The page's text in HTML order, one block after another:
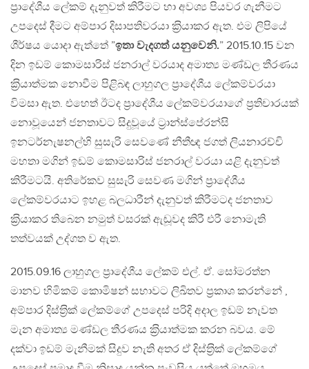
ප‍්‍රාදේශීය ලේකම් දැනුවත් කිරීමට හා අවශ්‍ය පියවර ගැනීමට
උපදෙස් දීමට අම්පාර දිසාපතිවරයා ක‍්‍රියාකර ඇත. එම ලිපියේ
ශීර්ෂය යොදා ඇත්තේ ”ඉතා වැදගත් යනුවෙනි.” 2015.10.15 වන
දින ඉඩම් කොමසාරිස් ජනරාල් වරයාද අමාත්‍ය මණ්ඩල තීරණය
ක‍්‍රියාත්මක නොවීම පිළිබඳ ලාහුගල ප‍්‍රාදේශීය ලේකම්වරයා
විමසා ඇත. එහෙත් ඊටද ප‍්‍රාදේශීය ලේකම්වරයාගේ ප‍්‍රතිචාරයක්
නොවූයෙන් ජනතාවට සිදුවූයේ ට‍්‍රාන්ස්පේරන්සි
ඉනටර්නැෂනල්හි සුසැරි සෙවණේ නීතීඥ ජගත් ලියනාරච්චි
මහතා මගින් ඉඩම් කොමසාරිස් ජනරාල් වරයා යළි දැනුවත්
කිරීමටයි. අතිරේකව සුසැරි සෙවණ මගින් ප‍්‍රාදේශීය
ලේකම්වරයාට ඉහළ බලධාරීන් දැනුවත් කිරීමටද ජනතාව
ක‍්‍රියාකර තිබෙන නමුත් වසරක් ඇඬූවද කිරී එරී නොමැති
තත්වයක් උද්ගත ව ඇත.
2015.09.16 ලාහුගල ප‍්‍රාදේශීය ලේකම් එල්. ඒ. සෝමරත්න
මානව හිමිකම් කොමිෂන් සභාවට ලිඛිතව ප‍්‍රකාශ කරන්නේ ,
අම්පාර දිස්ත‍්‍රික් ලේකම්ගේ උපදෙස් පරිදි අදාල ඉඩම් නැවත
මැන අමාත්‍ය මණ්ඩල තීරණය ක‍්‍රියාත්මක කරන බවය. මේ
දක්වා ඉඩම් මැනීමක් සිදුව නැති අතර ඒ දිස්ත‍්‍රික් ලේකම්ගේ